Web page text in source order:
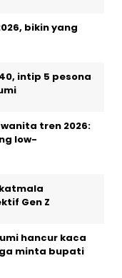
bikin yang
intip 5 pesona
tren 2026:
low-
Gen Z
hancur kaca
minta bupati